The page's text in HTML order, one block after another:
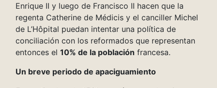
Enrique II y luego de Francisco II hacen que la
regenta Catherine de Médicis y el canciller Michel
de L’Hôpital puedan intentar una política de
conciliación con los reformados que representan
entonces el 10% de la población francesa.
Un breve periodo de apaciguamiento